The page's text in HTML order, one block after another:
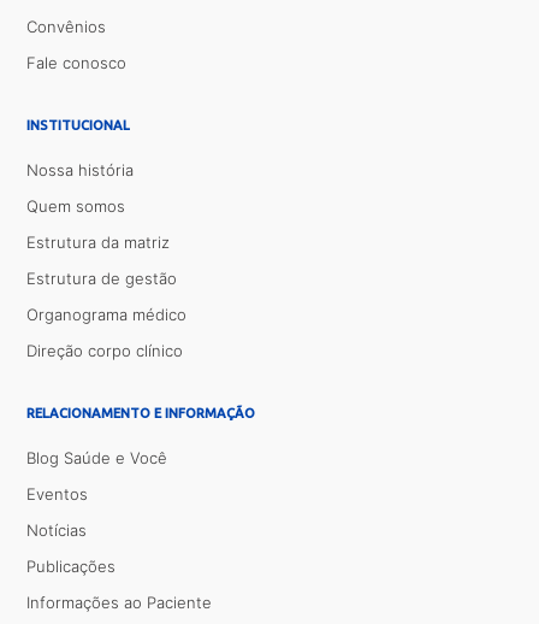
Convênios
Fale conosco
INSTITUCIONAL
Nossa história
Quem somos
Estrutura da matriz
Estrutura de gestão
Organograma médico
Direção corpo clínico
RELACIONAMENTO E INFORMAÇÃO
Blog Saúde e Você
Eventos
Notícias
Publicações
Informações ao Paciente